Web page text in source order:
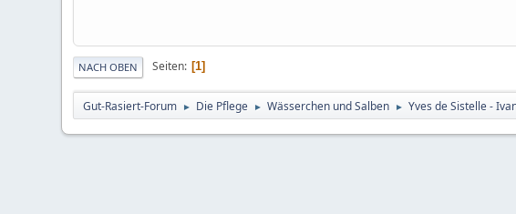
NACH OBEN Seiten 1
Gut-Rasiert-Forum ► Die Pflege ► Wässerchen und Salben ► Yves de Sistelle -